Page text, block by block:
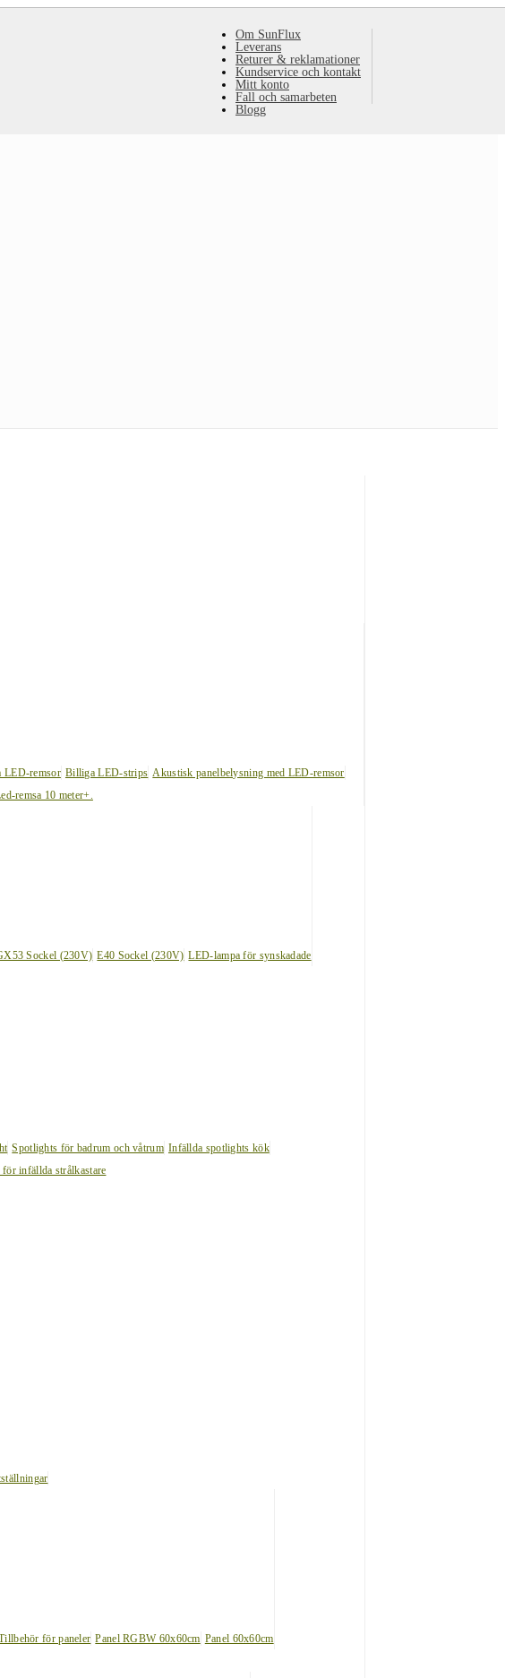
Om SunFlux
Leverans
Returer & reklamationer
Kundservice och kontakt
Mitt konto
Fall och samarbeten
Blogg
LED-remsor Billiga LED-strips Akustisk panelbelysning med LED-remsor
remsa 10 meter+.
Sockel (230V) E40 Sockel (230V) LED-lampa för synskadade
Spotlights för badrum och våtrum Infällda spotlights kök
infällda strålkastare
för paneler Panel RGBW 60x60cm Panel 60x60cm